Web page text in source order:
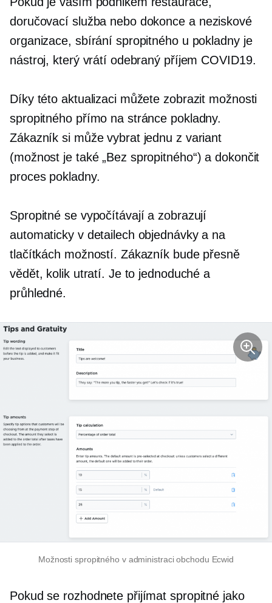
doručovací služba nebo dokonce a neziskové
organizace, sbírání spropitného u pokladny je
nástroj, který vrátí odebraný příjem COVID19.
Díky této aktualizaci můžete zobrazit možnosti
spropitného přímo na stránce pokladny.
Zákazník si může vybrat jednu z variant
(možnost je také „Bez spropitného“) a dokončit
proces pokladny.
Spropitné se vypočítávají a zobrazují
automaticky v detailech objednávky a na
tlačítkách možností. Zákazník bude přesně
vědět, kolik utratí. Je to jednoduché a
průhledné.
Možnosti spropitného v administraci obchodu Ecwid
Pokud se rozhodnete přijímat spropitné jako